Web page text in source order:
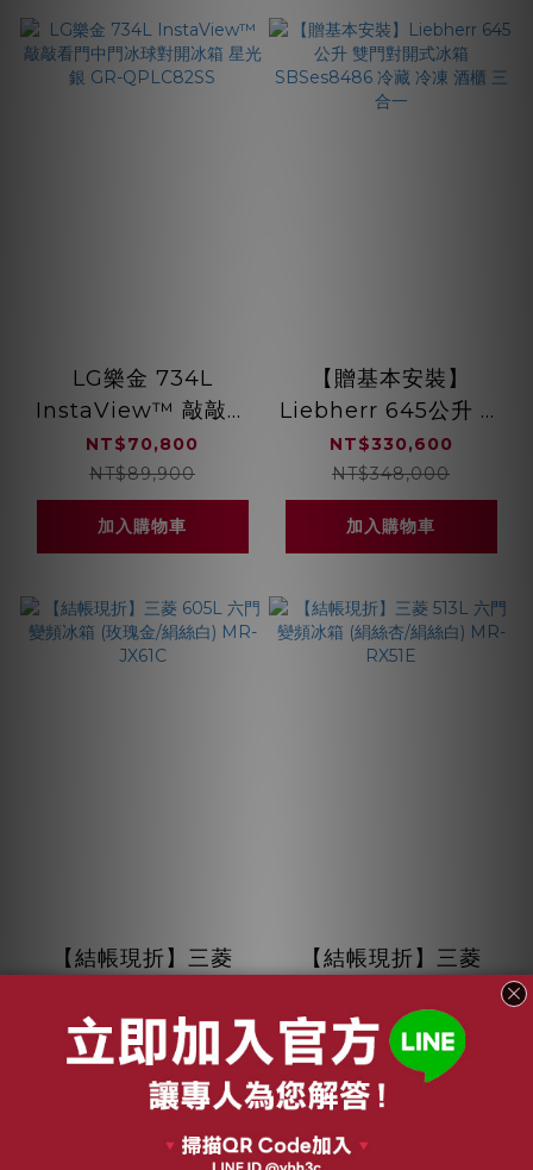
LG樂金 734L
InstaView™ 敲敲看
門中門冰球對開冰箱
星光銀 GR-
QPLC82SS
NT$70,800
NT$89,900
加入購物車
【贈基本安裝】
Liebherr 645公升 雙
門對開式冰箱
SBSes8486 冷藏 冷
凍 酒櫃 三合一
NT$330,600
NT$348,000
加入購物車
【結帳現折】三菱
(玫瑰金/絹絲白) MR-
JX61C
NT$67,300 ~
NT$68,300
NT$77,490
加入購物車
【結帳現折】三菱
(絹絲杏/絹絲白) MR-
RX51E
NT$52,700 ~
NT$53,700
NT$60,900